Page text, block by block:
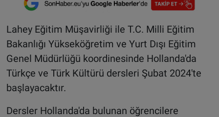
Lahey Eğitim Müşavirliği ile T.C. Milli Eğitim
Bakanlığı Yükseköğretim ve Yurt Dışı Eğitim
Genel Müdürlüğü koordinesinde Hollanda'da
Türkçe ve Türk Kültürü dersleri Şubat 2024'te
başlayacaktır.
Dersler Hollanda'da bulunan öğrencilere